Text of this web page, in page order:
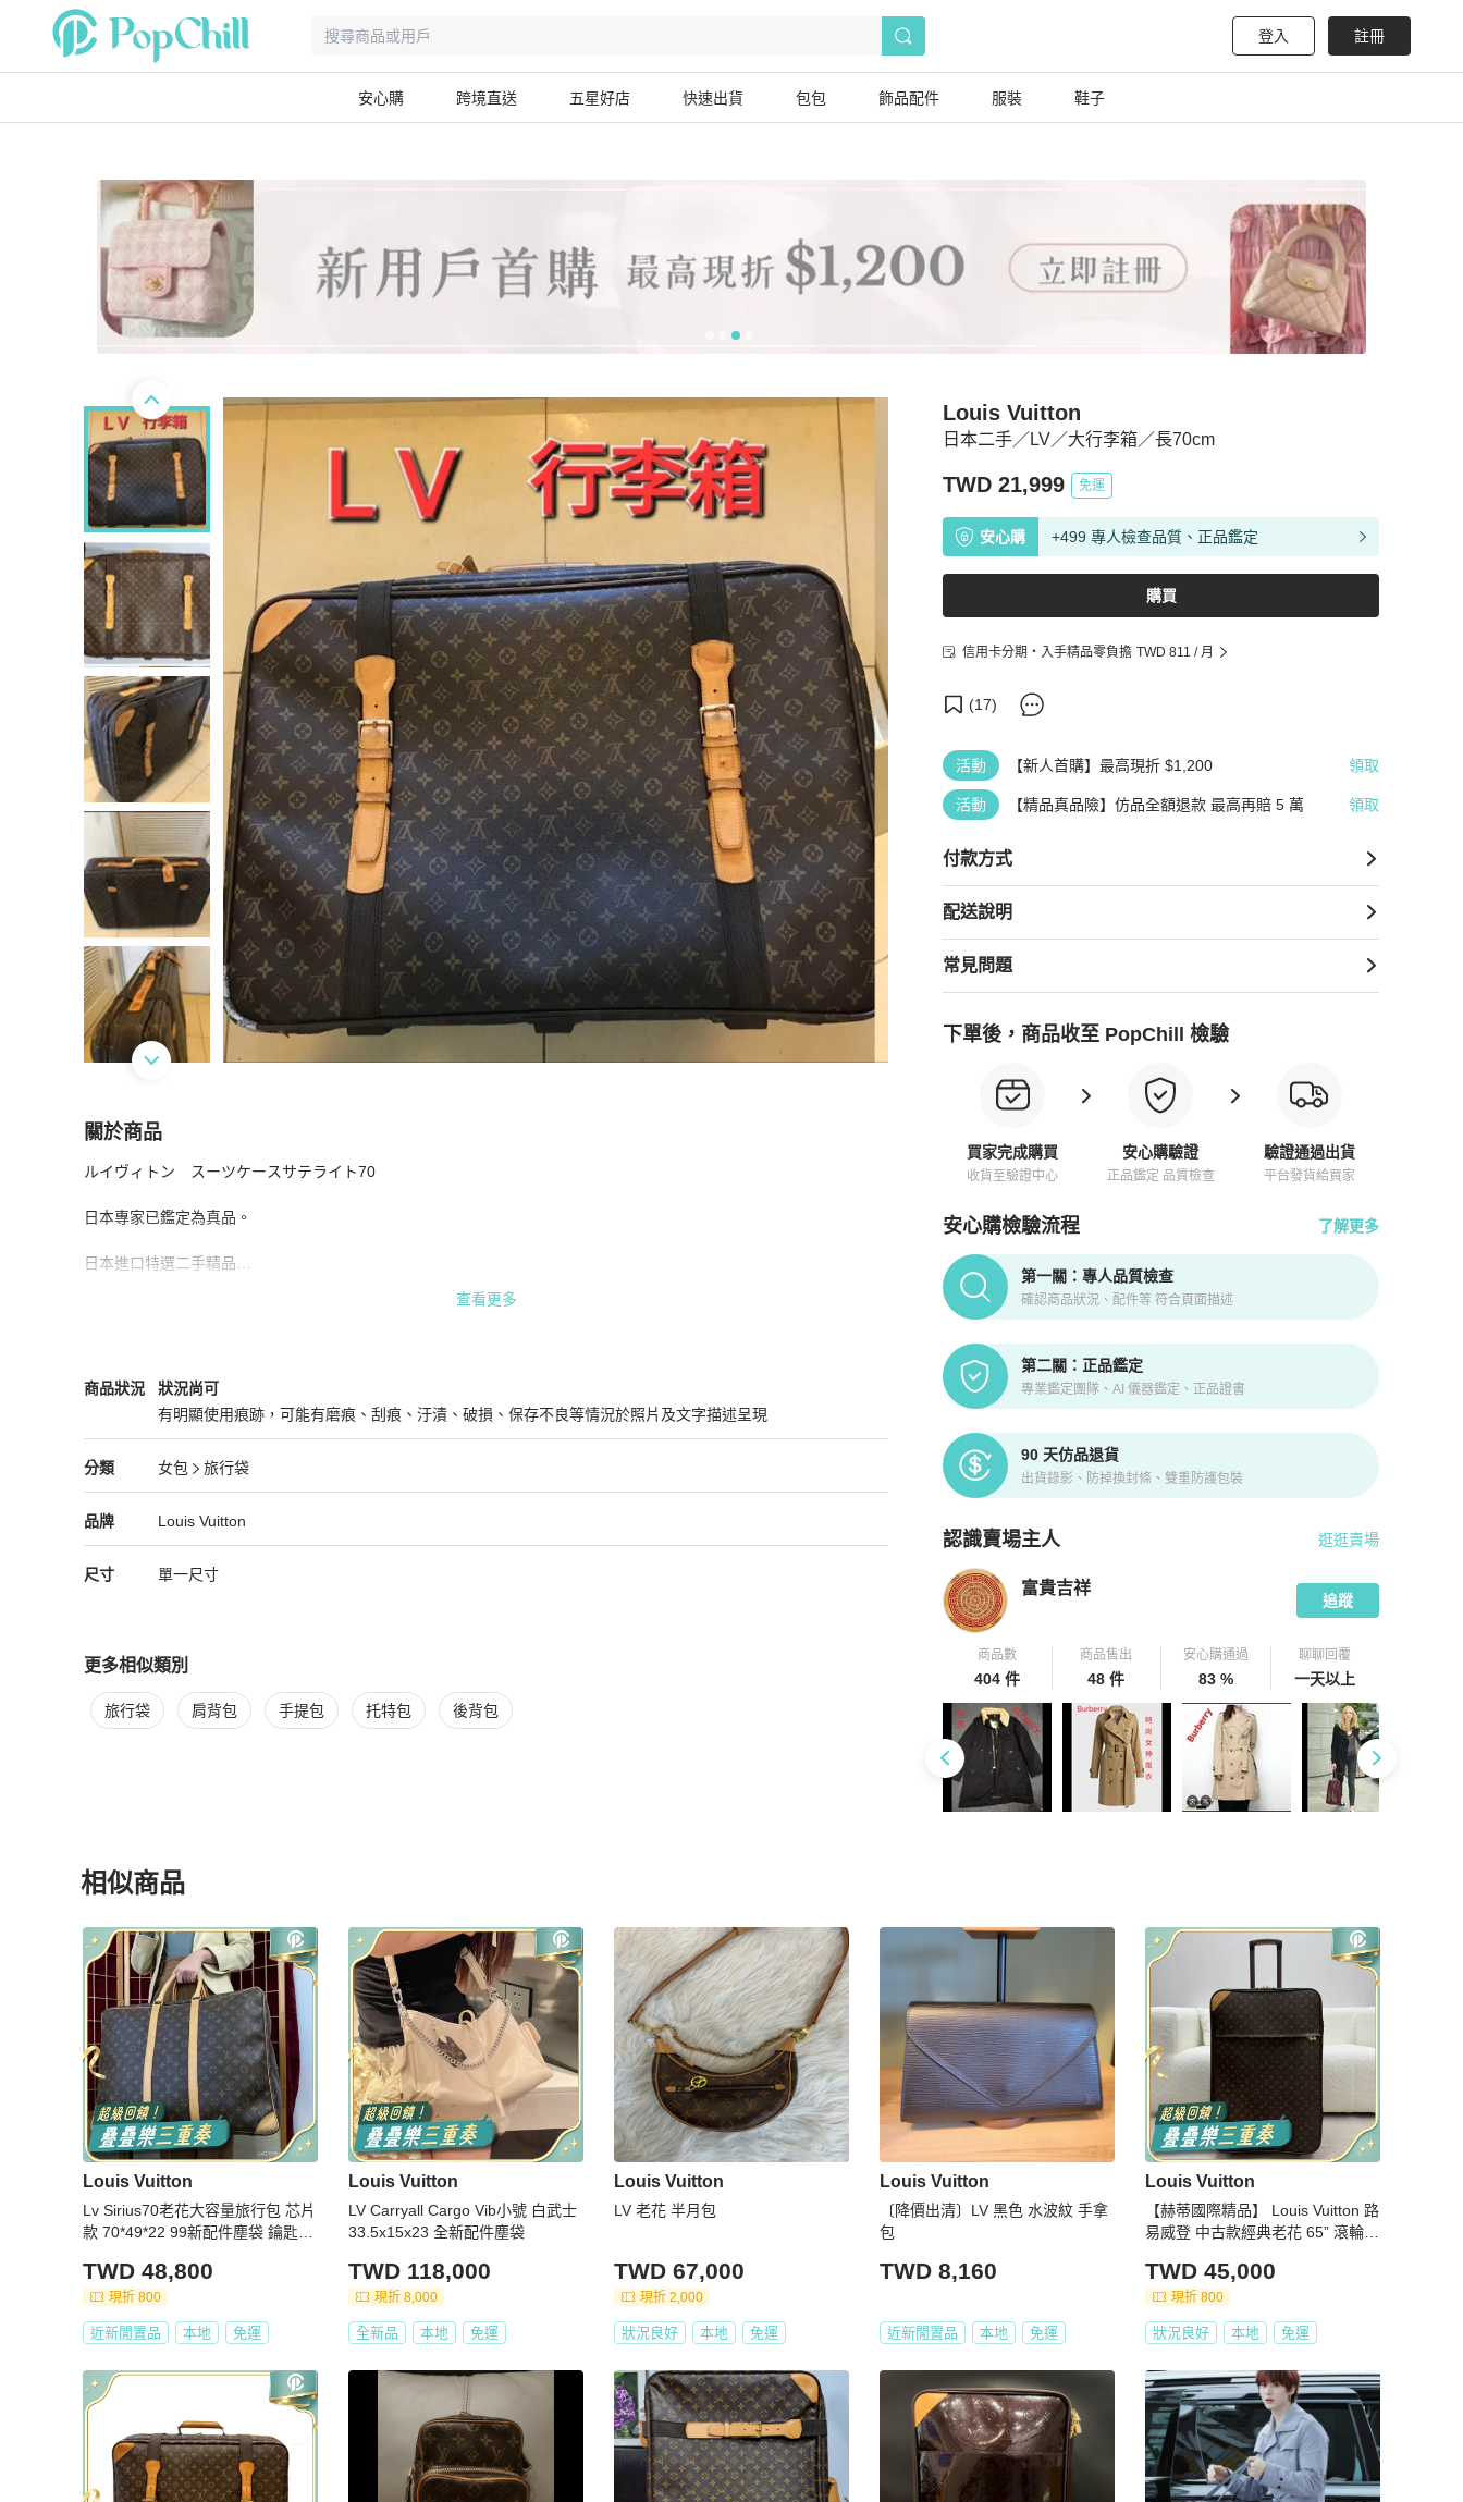
登入 註冊
安心購 跨境直送 五星好店 快速出貨 包包 飾品配件 服裝 鞋子
日本二手／LV／大行李箱／長70cm
Louis Vuitton
TWD 21,999 免運
安心購 +499 專人檢查品質、正品鑑定
購買
信用卡分期・入手精品零負擔 TWD 811 / 月
(17)
活動 【新人首購】最高現折 $1,200 領取
活動 【精品真品險】仿品全額退款 最高再賠 5 萬 領取
付款方式
配送說明
常見問題
下單後，商品收至 PopChill 檢驗
買家完成購買
收貨至驗證中心
安心購驗證
正品鑑定 品質檢查
驗證通過出貨
平台發貨給買家
安心購檢驗流程 了解更多
PopChill拍拍圈正品驗證、安心購檢驗流程介紹
第一關：專人品質檢查
確認商品狀況、配件等 符合頁面描述
第二關：正品鑑定
專業鑑定團隊、AI 儀器鑑定、正品證書
90 天仿品退貨
出貨錄影、防掉換封條、雙重防護包裝
認識賣場主人
PopChill 拍拍圈嚴選賣家
逛逛賣場
富貴吉祥
追蹤
商品數
404 件
商品售出
48 件
安心購通過
83 %
聊聊回覆
一天以上
關於商品
關於日本二手／LV／大行李箱／長70cm
ルイヴィトン　スーツケースサテライト70
日本專家已鑑定為真品。
日本進口特選二手精品
苛挑剔，完美主義者請繞道至LV專櫃購買新品。
新舊程度：請放大照片參看喔。
尺寸：
長70cm
高52cm
DK85RS349TM823UY67VA
查看更多
商品狀況
Louis Vuitton女包商品狀態與細節
狀況尚可
有明顯使用痕跡，可能有磨痕、刮痕、汙漬、破損、保存不良等情況於照片及文字描述呈現
狀況尚可
分類
Louis Vuitton女包 分類資訊
女包
旅行袋
女包/旅行袋推薦
品牌
Louis Vuitton精品女包品牌介紹
Louis Vuitton
Louis Vuitton推薦清單
尺寸 單一尺寸
更多相似類別
更多Louis Vuitton女包 相似商品推薦
旅行袋 肩背包 手提包 托特包 後背包
相似商品
更多相似Louis Vuitton女包推薦精品
Louis Vuitton
Lv Sirius70老花大容量旅行包 芯片
款 70*49*22 99新配件塵袋 鑰匙*2
TWD 48,800
現折 800
近新閒置品 本地 免運
Louis Vuitton
LV Carryall Cargo Vib小號 白武士
33.5x15x23 全新配件塵袋
TWD 118,000
現折 8,000
全新品 本地 免運
Louis Vuitton
LV 老花 半月包
TWD 67,000
現折 2,000
狀況良好 本地 免運
Louis Vuitton
〔降價出清〕LV 黑色 水波紋 手拿
包
TWD 8,160
近新閒置品 本地 免運
Louis Vuitton
【赫蒂國際精品】 Louis Vuitton 路
易威登 中古款經典老花 65” 滾輪拖
TWD 45,000
現折 800
狀況良好 本地 免運